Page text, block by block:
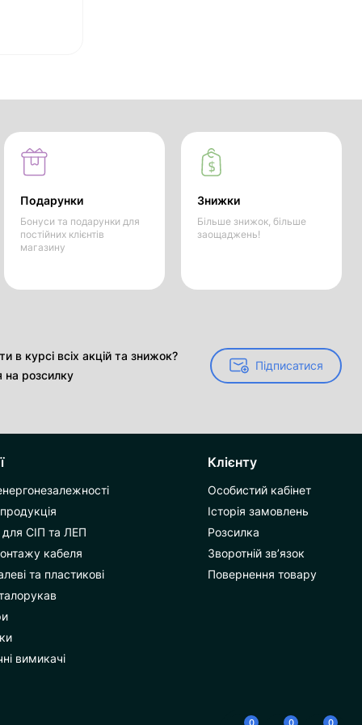
0 0 0
Подарунки
Бонуси та подарунки для
постійних клієнтів
магазину
Знижки
Більше знижок, більше
заощаджень!
в курсі всіх акцій та знижок?
на розсилку
Підписатися
Підписатися
СІП та ЛЕП
кабеля
та пластикові
вимикачі
Клієнту
Особистий кабінет
Історія замовлень
Розсилка
Зворотній зв’язок
Повернення товару